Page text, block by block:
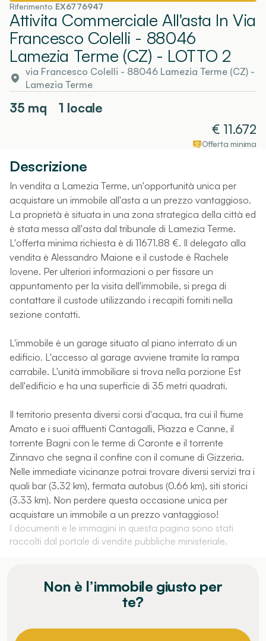
Riferimento EX6776947
Attivita Commerciale All'asta In Via
Francesco Colelli - 88046
Lamezia Terme (CZ) - LOTTO 2
via Francesco Colelli - 88046 Lamezia Terme (CZ)-
Lamezia Terme
35 mq
1 locale
€ 11.672
Offerta minima
Descrizione
In vendita a Lamezia Terme, un'opportunità unica per
acquistare un immobile all'asta a un prezzo vantaggioso.
La proprietà è situata in una zona strategica della città ed
è stata messa all'asta dal tribunale di Lamezia Terme.
L'offerta minima richiesta è di 11671.88 €. Il delegato alla
vendita è Alessandro Maione e il custode è Rachele
Iovene. Per ulteriori informazioni o per fissare un
appuntamento per la visita dell'immobile, si prega di
contattare il custode utilizzando i recapiti forniti nella
sezione contatti.
L'immobile è un garage situato al piano interrato di un
edificio. L'accesso al garage avviene tramite la rampa
carrabile. L'unità immobiliare si trova nella porzione Est
dell'edificio e ha una superficie di 35 metri quadrati.
Il territorio presenta diversi corsi d'acqua, tra cui il fiume
Amato e i suoi affluenti Cantagalli, Piazza e Canne, il
torrente Bagni con le terme di Caronte e il torrente
Zinnavo che segna il confine con il comune di Gizzeria.
Nelle immediate vicinanze potrai trovare diversi servizi tra i
quali bar (3.32 km), fermata autobus (0.66 km), siti storici
(3.33 km). Non perdere questa occasione unica per
acquistare un immobile a un prezzo vantaggioso!
I documenti e le immagini in questa pagina sono stati
raccolti dal portale di vendite pubbliche ministeriale.
Non è l’immobile giusto per
te?